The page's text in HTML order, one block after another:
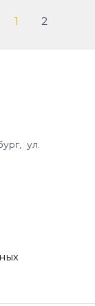
1 2
ул.